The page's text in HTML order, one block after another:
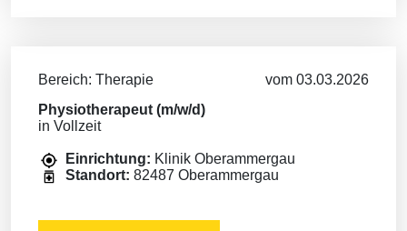
Bereich: Therapie
vom 03.03.2026
Physiotherapeut (m/w/d)
in Vollzeit
Einrichtung: Klinik Oberammergau
Standort: 82487 Oberammergau